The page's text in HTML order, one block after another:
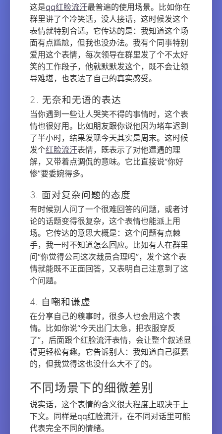
这是qq红脸流汗最普遍的使用场景。比如你在
群里讲了个冷笑话，没人接话，这时候发这个
表情就特别合适。它传达的是：我知道这个场
面有点尴尬，但我也没办法。我有个同事特别
爱用这个表情，每次领导在群里发了个不太好
笑的工作段子，他就默默发这个，既不会让领
导难堪，也表达了自己的真实感受。
2. 无奈和无语的表达
当你遇到一些让人哭笑不得的事情时，这个表
情也很好用。比如朋友跟你说他因为堵车迟到
了半小时，结果发现今天其实是周末。这时候
发个红脸流汗表情，既表示了对他遭遇的理
解，又带着点调侃的意味。它比直接说“你好
惨”要委婉得多。
3. 面对复杂问题的态度
有时候别人问了一个很难回答的问题，或者讨
论的话题变得很复杂，这个表情也能派上用
场。它传达的意思大概是：这个问题有点棘
手，我一时不知道怎么回应。比如有人在群里
问“你觉得公司这次裁员合理吗”，发个这个表
情就能既不正面回答，又表明自己注意到了这
个问题。
4. 自嘲和谦虚
在分享自己的糗事时，很多人也会用这个表
情。比如你说“今天出门太急，把衣服穿反
了”，后面跟个红脸流汗表情，会让整个叙述显
得更轻松有趣。它告诉别人：我知道自己挺蠢
的，但我觉得这也没什么大不了的。
不同场景下的细微差别
说实话，这个表情的含义很大程度上取决于上
下文。同样是qq红脸流汗，在不同对话里可能
代表完全不同的情绪。